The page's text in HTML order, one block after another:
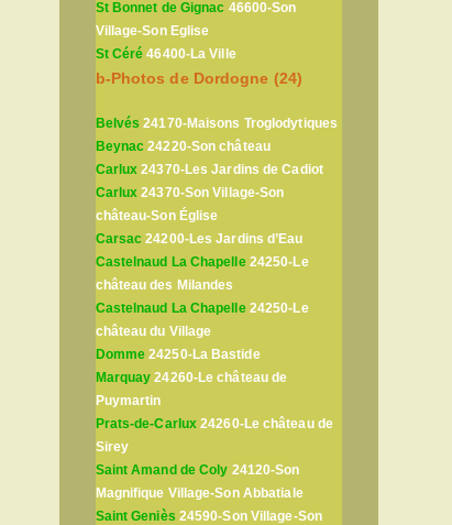
St Bonnet de Gignac 46600-Son
Village-Son Eglise
St Céré 46400-La Ville
b-Photos de Dordogne (24)
Belvés 24170-Maisons Troglodytiques
Beynac 24220-Son château
Carlux 24370-Les Jardins de Cadiot
Carlux 24370-Son Village-Son
château-Son Église
Carsac 24200-Les Jardins d’Eau
Castelnaud La Chapelle24250-Le
château des Milandes
Castelnaud La Chapelle24250-Le
château du Village
Domme 24250-La Bastide
Marquay 24260-Le château de
Puymartin
Prats-de-Carlux 24260-Le château de
Sirey
Saint Amand de Coly 24120-Son
Magnifique Village-Son Abbatiale
Saint Geniès 24590-Son Village-Son